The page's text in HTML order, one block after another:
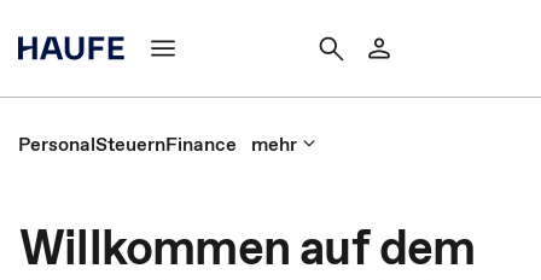
PersonalSteuernFinance mehr
Willkommen auf dem